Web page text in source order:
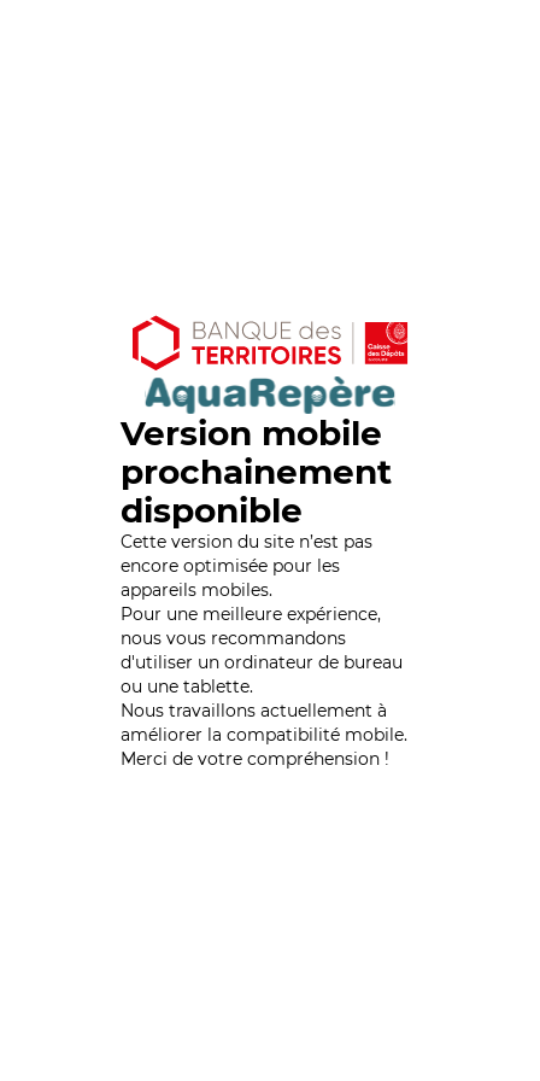
Version mobile
prochainement
disponible
Cette version du site n’est pas
encore optimisée pour les
appareils mobiles.
Pour une meilleure expérience,
nous vous recommandons
d'utiliser un ordinateur de bureau
ou une tablette.
Nous travaillons actuellement à
améliorer la compatibilité mobile.
Merci de votre compréhension !